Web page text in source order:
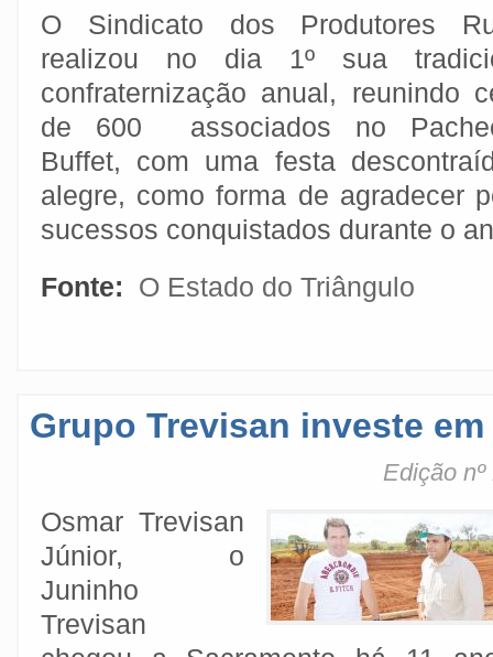
O Sindicato dos Produtores
realizou no dia 1º sua
confraternização anual, reunindo
de 600 associados no
Buffet, com uma festa
alegre, como forma de agradecer
sucessos conquistados durante o
Fonte:
O Estado do Triângulo
Grupo Trevisan investe
Edição
Osmar Trevisan
Júnior, o
Juninho
Trevisan